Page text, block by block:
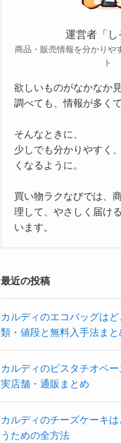
運営者「し
商品・販売情報を分かりや
ト
欲しいものがなかなか
調べても、情報が多く
そんなときに、
少しでも分かりやすく
くなるように。
買い物ラクなびでは、
理して、やさしく届け
います。
最近の投稿
カルディのエコバッグは
類・値段と無料入手法まと
カルディのピスタチオペー
実店舗・通販まとめ
カルディのチーズケーキ
うための全方法